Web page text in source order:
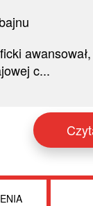
c...